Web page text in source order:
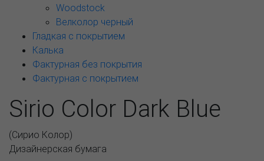
Woodstock
Велколор черный
Гладкая с покрытием
Калька
Фактурная без покрытия
Фактурная с покрытием
Sirio Color Dark Blue
(Сирио Колор)
Дизайнерская бумага